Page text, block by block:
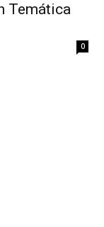
Temática
0